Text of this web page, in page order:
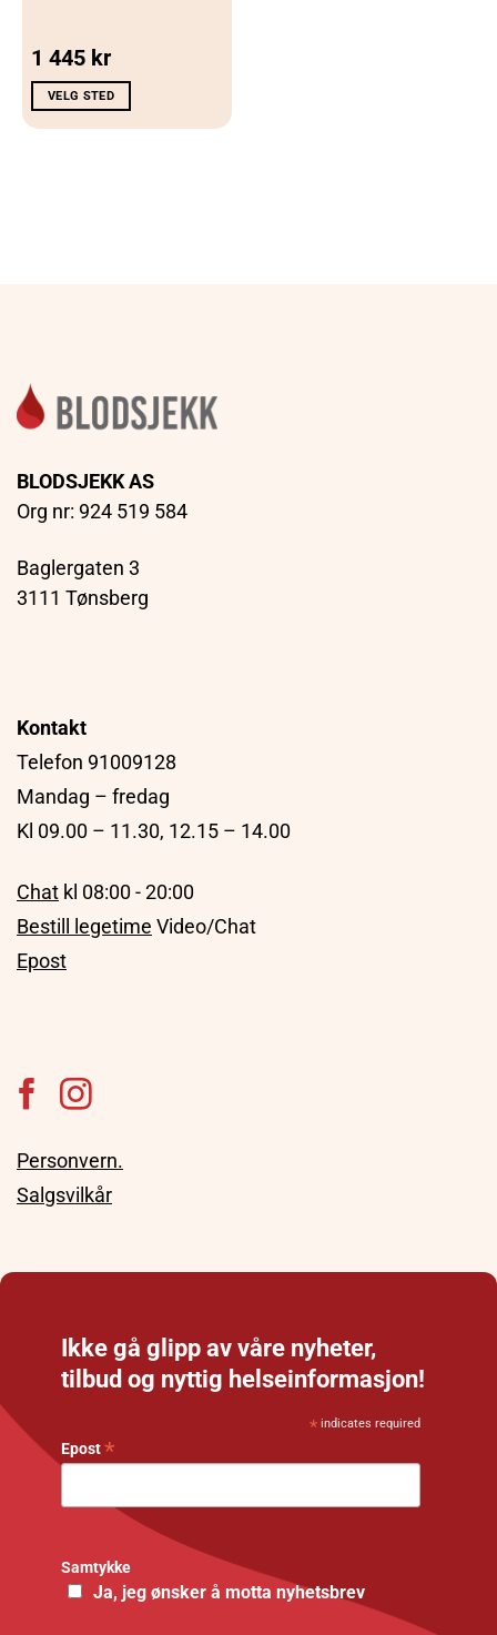
1 445 kr
VELG STED
BLODSJEKK AS
Org nr: 924 519 584
Baglergaten 3
3111 Tønsberg
Kontakt
Telefon 91009128
Mandag – fredag
Kl 09.00 – 11.30, 12.15 – 14.00
Chat kl 08:00 - 20:00
Bestill legetime Video/Chat
Epost
Personvern.
Salgsvilkår
Ikke gå glipp av våre nyheter,
tilbud og nyttig helseinformasjon!
* indicates required
Epost*
Samtykke
Ja, jeg ønsker å motta nyhetsbrev